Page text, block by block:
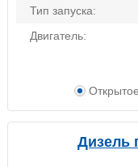
Тип запуска:
Двигатель:
Открытое
Дизель